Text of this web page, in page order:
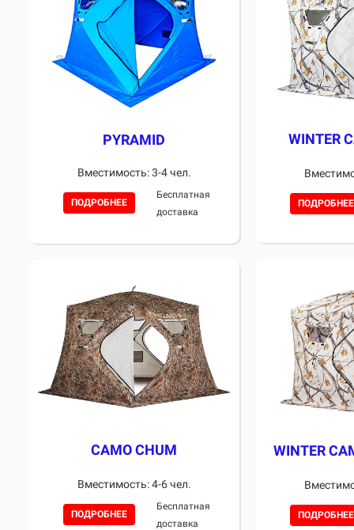
PYRAMID
Вместимость: 3-4 чел.
ПОДРОБНЕЕ
Бесплатная
доставка
WINTER
ПОДРОБНЕЕ
CAMO CHUM
Вместимость: 4-6 чел.
ПОДРОБНЕЕ
Бесплатная
доставка
WINTER
ПОДРОБНЕЕ